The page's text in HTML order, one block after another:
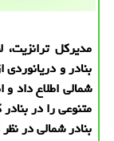
مدیركل
بنادر و
شمالی اطلاع داد
متنوعی را در
بنادر شمالی در